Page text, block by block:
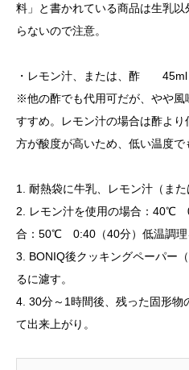
料」と書かれている商品は生乳
らないので注意。
・レモン汁、または、酢 45ml
※他の酢でも代用可だが、やや風
すすめ。レモン汁の場合は酢よ
方が酸度が高いため、低い温度で
1. 耐熱袋に牛乳、レモン汁（また
2. レモン汁を使用の場合：40℃
合：50℃ 0:40（40分）低温調理
3. BONIQ後クッキングペーパー
るに濾す。
4. 30分～1時間後、残った固形物
て出来上がり。